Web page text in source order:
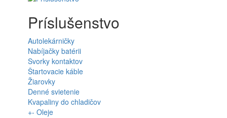
Príslušenstvo
Autolekárničky
Nabíjačky batérii
Svorky kontaktov
Štartovacie káble
Žiarovky
Denné svietenie
Kvapaliny do chladičov
+- Oleje